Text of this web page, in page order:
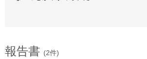
報告書 (2件)